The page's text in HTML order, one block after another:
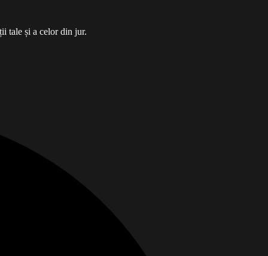
tale și a celor din jur.